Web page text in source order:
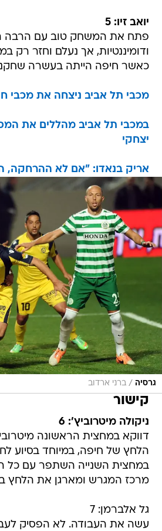
יואב זיו: 5
פתח את המשחק טוב עם הרבה
ודומיננטיות, אך נעלם וחזר רק
כאשר חיפה הייתה בעשרה
מכבי תל אביב ניצחה את מכבי
במכבי תל אביב מהללים את
יצחקי
אריק בנאדו: "אם לא ההרחקה,
גרסיה / ברני ארדוב
קישור
ניקולה מיטרוביץ': 6
דווקא במחצית הראשונה
הלחץ של חיפה, במיוחד בסיוע
במחצית השנייה השתפר עם כל
מרכז המגרש ומארגן את הלחץ
גל אלברמן: 7
עשה את העבודה. לא הפסיק